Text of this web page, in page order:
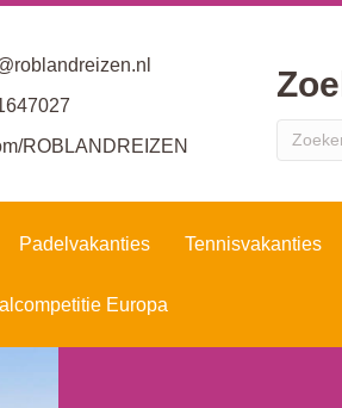
ROBLANDREIZEN
Padelvakanties Tennisvakanties
Europa